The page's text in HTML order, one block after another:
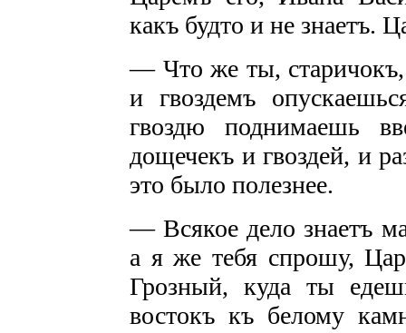
какъ будто и не знаетъ.
— Что же ты,
и гвоздемъ
гвоздю поднимаешь
дощечекъ и гвоздей, и
это было полезнее.
— Всякое дело знаетъ
а я же тебя спрошу,
Грозный, куда ты
востокъ къ белому